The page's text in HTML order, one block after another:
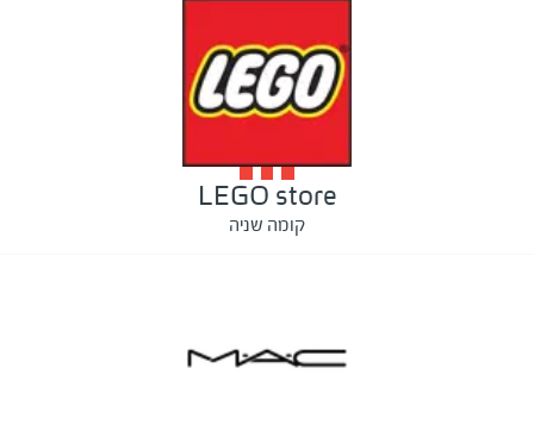
LEGO store
קומה שניה